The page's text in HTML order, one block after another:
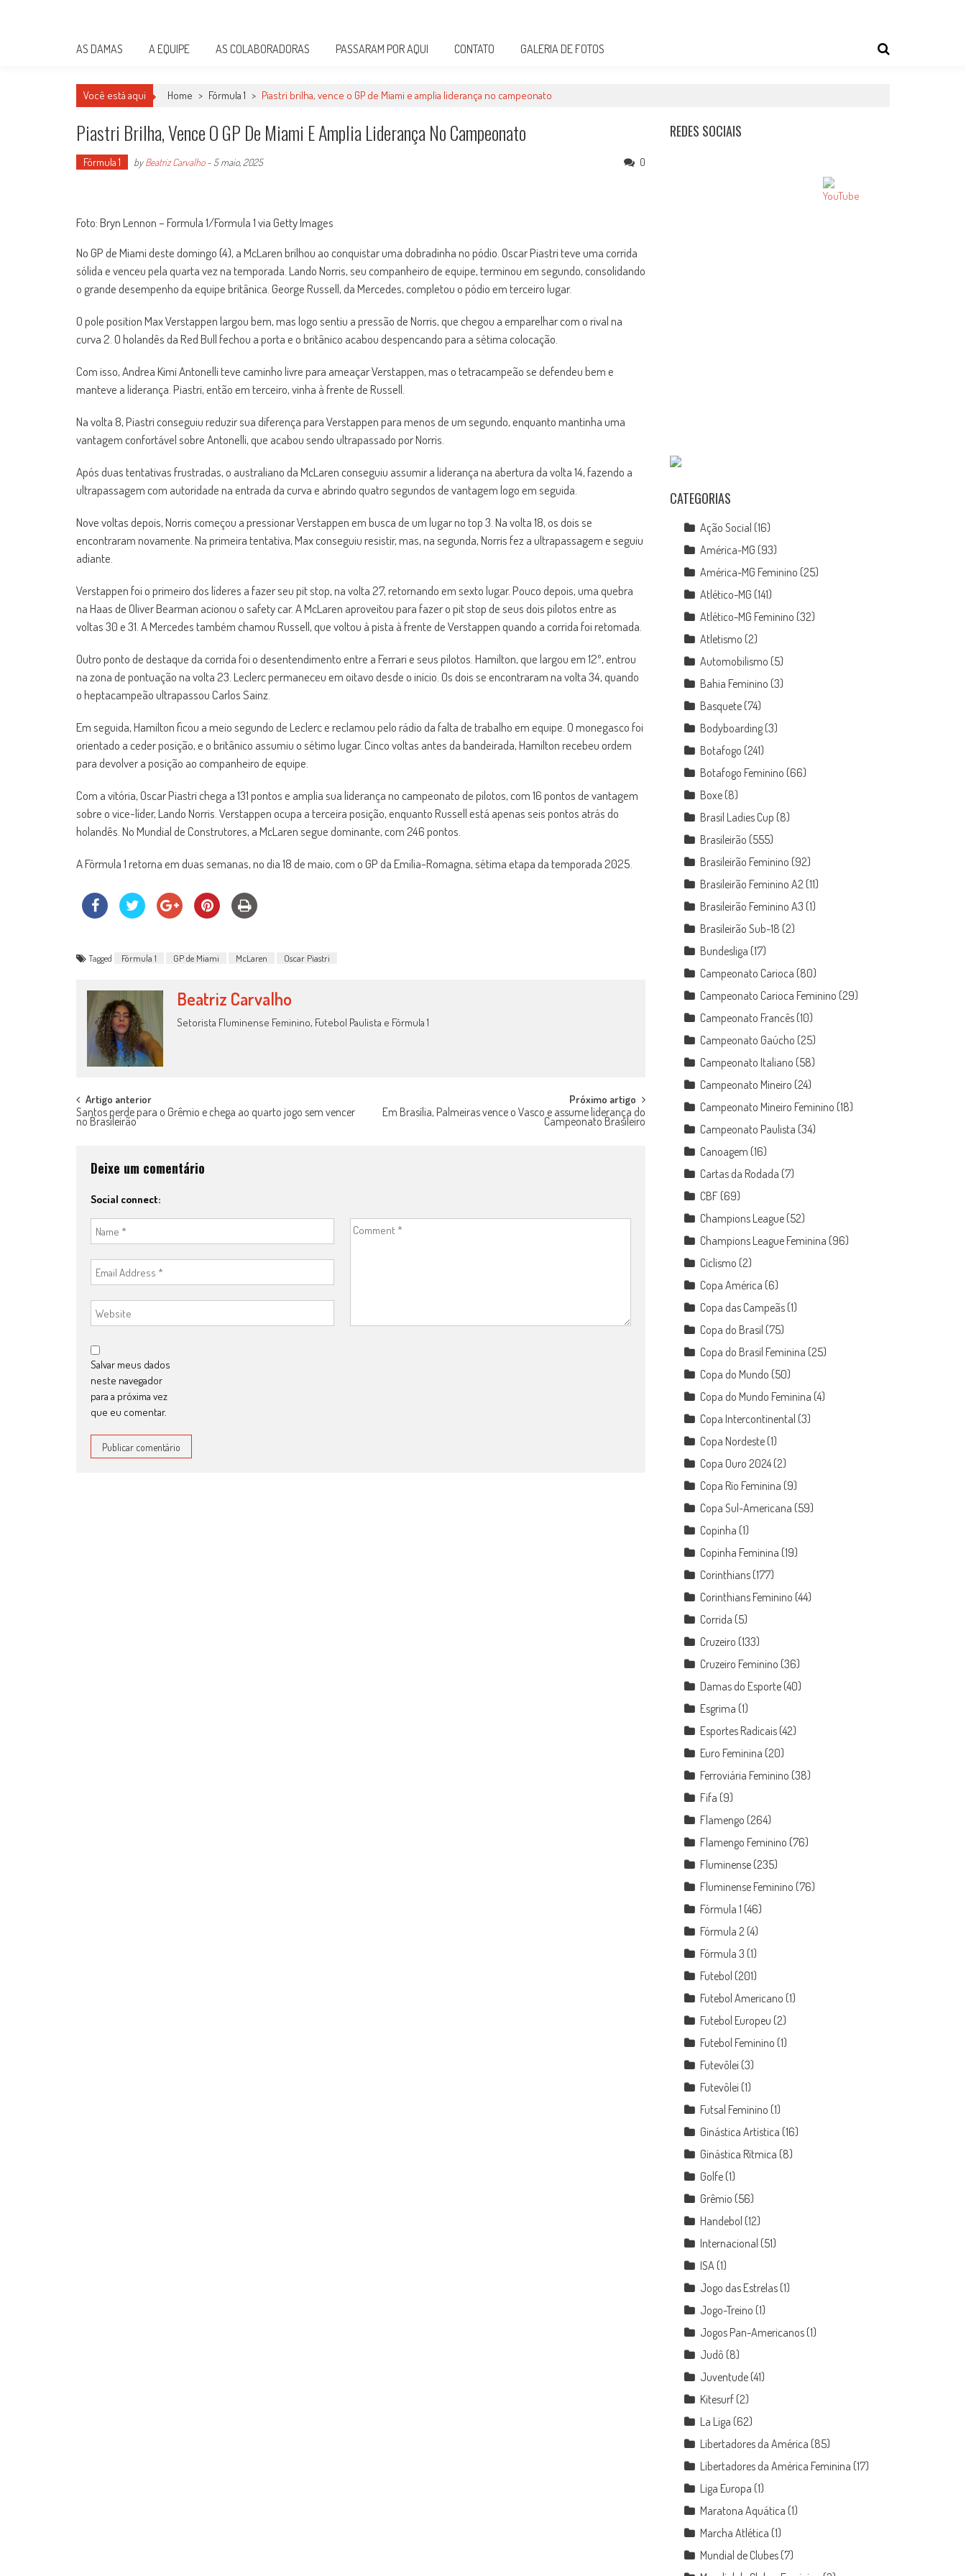
AS DAMAS A EQUIPE AS COLABORADORAS PASSARAM POR AQUI CONTATO GALERIA DE FOTOS
Você está aqui Home > Fórmula 1 > Piastri brilha, vence o GP de Miami e amplia liderança no campeonato
Piastri Brilha, Vence O GP De Miami E Amplia Liderança No Campeonato
Fórmula 1 byBeatriz Carvalho- 5 maio, 2025 0
Foto: Bryn Lennon – Formula 1/Formula 1 via Getty Images
No GP de Miami deste domingo (4), a McLaren brilhou ao conquistar uma dobradinha no pódio. Oscar Piastri teve uma corrida
sólida e venceu pela quarta vez na temporada. Lando Norris, seu companheiro de equipe, terminou em segundo, consolidando
o grande desempenho da equipe britânica. George Russell, da Mercedes, completou o pódio em terceiro lugar.
O pole position Max Verstappen largou bem, mas logo sentiu a pressão de Norris, que chegou a emparelhar com o rival na
curva 2. O holandês da Red Bull fechou a porta e o britânico acabou despencando para a sétima colocação.
Com isso, Andrea Kimi Antonelli teve caminho livre para ameaçar Verstappen, mas o tetracampeão se defendeu bem e
manteve a liderança. Piastri, então em terceiro, vinha à frente de Russell.
Na volta 8, Piastri conseguiu reduzir sua diferença para Verstappen para menos de um segundo, enquanto mantinha uma
vantagem confortável sobre Antonelli, que acabou sendo ultrapassado por Norris.
Após duas tentativas frustradas, o australiano da McLaren conseguiu assumir a liderança na abertura da volta 14, fazendo a
ultrapassagem com autoridade na entrada da curva e abrindo quatro segundos de vantagem logo em seguida.
Nove voltas depois, Norris começou a pressionar Verstappen em busca de um lugar no top 3. Na volta 18, os dois se
encontraram novamente. Na primeira tentativa, Max conseguiu resistir, mas, na segunda, Norris fez a ultrapassagem e seguiu
adiante.
Verstappen foi o primeiro dos líderes a fazer seu pit stop, na volta 27, retornando em sexto lugar. Pouco depois, uma quebra
na Haas de Oliver Bearman acionou o safety car. A McLaren aproveitou para fazer o pit stop de seus dois pilotos entre as
voltas 30 e 31. A Mercedes também chamou Russell, que voltou à pista à frente de Verstappen quando a corrida foi retomada.
Outro ponto de destaque da corrida foi o desentendimento entre a Ferrari e seus pilotos. Hamilton, que largou em 12º, entrou
na zona de pontuação na volta 23. Leclerc permaneceu em oitavo desde o início. Os dois se encontraram na volta 34, quando
o heptacampeão ultrapassou Carlos Sainz.
Em seguida, Hamilton ficou a meio segundo de Leclerc e reclamou pelo rádio da falta de trabalho em equipe. O monegasco foi
orientado a ceder posição, e o britânico assumiu o sétimo lugar. Cinco voltas antes da bandeirada, Hamilton recebeu ordem
para devolver a posição ao companheiro de equipe.
Com a vitória, Oscar Piastri chega a 131 pontos e amplia sua liderança no campeonato de pilotos, com 16 pontos de vantagem
sobre o vice-líder, Lando Norris. Verstappen ocupa a terceira posição, enquanto Russell está apenas seis pontos atrás do
holandês. No Mundial de Construtores, a McLaren segue dominante, com 246 pontos.
A Fórmula 1 retorna em duas semanas, no dia 18 de maio, com o GP da Emilia-Romagna, sétima etapa da temporada 2025.
Tagged Fórmula 1 GP de Miami McLaren Oscar Piastri
Beatriz Carvalho
Setorista Fluminense Feminino, Futebol Paulista e Fórmula 1
Post
navigation
Artigo anterior
Santos perde para o Grêmio e chega ao quarto jogo sem vencer
no Brasileirão
Próximo artigo
Em Brasília, Palmeiras vence o Vasco e assume liderança do
Campeonato Brasileiro
Deixe um comentário
Social connect:
Salvar meus dados
neste navegador
para a próxima vez
que eu comentar.
REDES SOCIAIS
CATEGORIAS
Ação Social (16)
América-MG (93)
América-MG Feminino (25)
Atlético-MG (141)
Atlético-MG Feminino (32)
Atletismo (2)
Automobilismo (5)
Bahia Feminino (3)
Basquete (74)
Bodyboarding (3)
Botafogo (241)
Botafogo Feminino (66)
Boxe (8)
Brasil Ladies Cup (8)
Brasileirão (555)
Brasileirão Feminino (92)
Brasileirão Feminino A2 (11)
Brasileirão Feminino A3 (1)
Brasileirão Sub-18 (2)
Bundesliga (17)
Campeonato Carioca (80)
Campeonato Carioca Feminino (29)
Campeonato Francês (10)
Campeonato Gaúcho (25)
Campeonato Italiano (58)
Campeonato Mineiro (24)
Campeonato Mineiro Feminino (18)
Campeonato Paulista (34)
Canoagem (16)
Cartas da Rodada (7)
CBF (69)
Champions League (52)
Champions League Feminina (96)
Ciclismo (2)
Copa América (6)
Copa das Campeãs (1)
Copa do Brasil (75)
Copa do Brasil Feminina (25)
Copa do Mundo (50)
Copa do Mundo Feminina (4)
Copa Intercontinental (3)
Copa Nordeste (1)
Copa Ouro 2024(2)
Copa Rio Feminina (9)
Copa Sul-Americana (59)
Copinha (1)
Copinha Feminina (19)
Corinthians (177)
Corinthians Feminino (44)
Corrida (5)
Cruzeiro (133)
Cruzeiro Feminino (36)
Damas do Esporte (40)
Esgrima (1)
Esportes Radicais (42)
Euro Feminina (20)
Ferroviária Feminino (38)
Fifa (9)
Flamengo (264)
Flamengo Feminino (76)
Fluminense (235)
Fluminense Feminino (76)
Fórmula 1 (46)
Fórmula 2 (4)
Fórmula 3 (1)
Futebol (201)
Futebol Americano (1)
Futebol Europeu (2)
Futebol Feminino (1)
Futevôlei (3)
Futevôlei (1)
Futsal Feminino (1)
Ginástica Artística (16)
Ginástica Rítmica (8)
Golfe (1)
Grêmio (56)
Handebol (12)
Internacional (51)
ISA (1)
Jogo das Estrelas (1)
Jogo-Treino (1)
Jogos Pan-Americanos (1)
Judô (8)
Juventude (41)
Kitesurf (2)
La Liga (62)
Libertadores da América (85)
Libertadores da América Feminina (17)
Liga Europa (1)
Maratona Aquática (1)
Marcha Atlética (1)
Mundial de Clubes (7)